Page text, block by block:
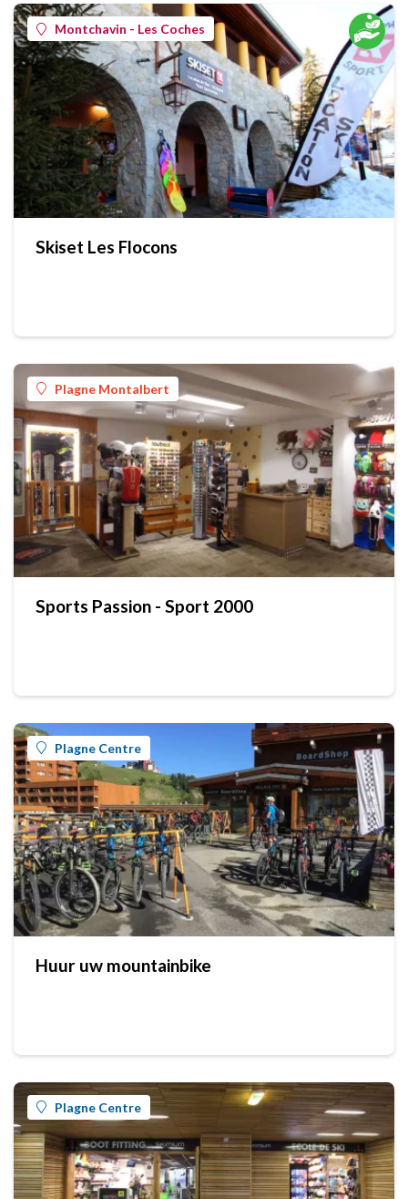
Montchavin - Les Coches
Skiset Les Flocons
Plagne Montalbert
Sports Passion - Sport 2000
Plagne Centre
Huur uw mountainbike
Plagne Centre